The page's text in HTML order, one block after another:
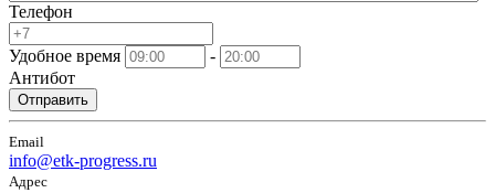
Телефон
Удобное время
-
Антибот
Отправить
Email
info@etk-progress.ru
Адрес